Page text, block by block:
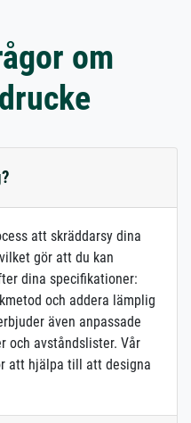
om
att skräddarsy dina
gör att du kan
dina specifikationer:
och addera lämplig
även anpassade
och avståndslister. Vår
att hjälpa till att designa